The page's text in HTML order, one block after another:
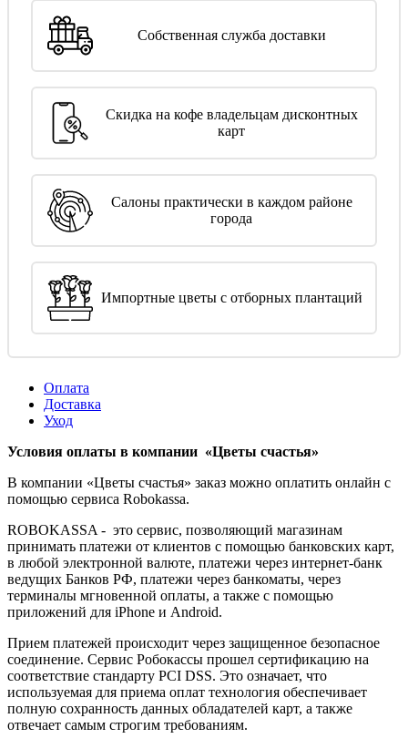
Собственная служба доставки
Скидка на кофе владельцам дисконтных
карт
Салоны практически в каждом районе
города
Импортные цветы с отборных плантаций
Оплата
Доставка
Уход
Условия оплаты в компании «Цветы счастья»
В компании «Цветы счастья» заказ можно оплатить онлайн с
помощью сервиса Robokassa.
ROBOKASSA - это сервис, позволяющий магазинам
принимать платежи от клиентов с помощью банковских карт,
в любой электронной валюте, платежи через интернет-банк
ведущих Банков РФ, платежи через банкоматы, через
терминалы мгновенной оплаты, а также с помощью
приложений для iPhone и Android.
Прием платежей происходит через защищенное безопасное
соединение. Сервис Робокассы прошел сертификацию на
соответствие стандарту PCI DSS. Это означает, что
используемая для приема оплат технология обеспечивает
полную сохранность данных обладателей карт, а также
отвечает самым строгим требованиям.